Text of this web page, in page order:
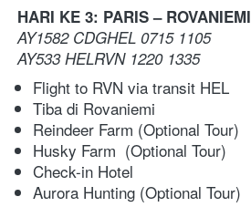
HARI KE 3: PARIS – ROVANIEMI
AY1582 CDGHEL 0715 1105
AY533 HELRVN 1220 1335
Flight to RVN via transit HEL
Tiba di Rovaniemi
Reindeer Farm (Optional Tour)
Husky Farm  (Optional Tour)
Check-in Hotel
Aurora Hunting (Optional Tour)